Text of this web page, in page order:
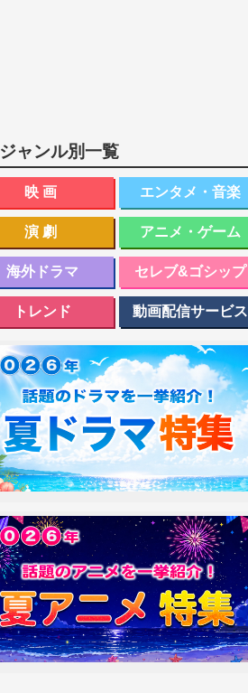
ジャンル別一覧
映画 エンタメ・音楽
演劇 アニメ・ゲーム
海外ドラマ セレブ&ゴシップ
トレンド 動画配信サービス